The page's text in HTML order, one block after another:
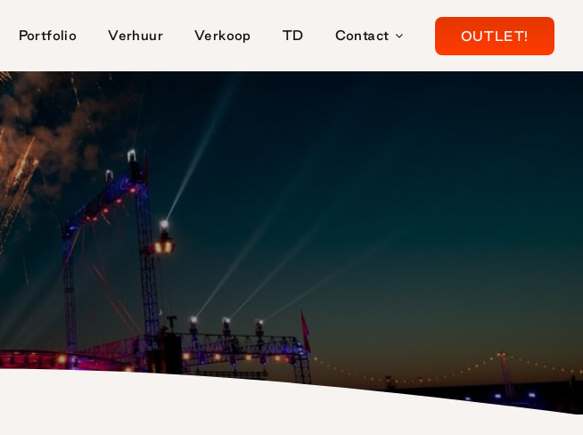
Portfolio Verhuur Verkoop TD Contact OUTLET!